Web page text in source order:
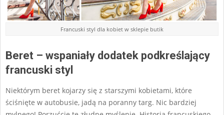
Francuski styl dla kobiet w sklepie butik
Beret – wspaniały dodatek podkreślający
francuski styl
Niektórym beret kojarzy się z starszymi kobietami, które
ściśnięte w autobusie, jadą na poranny targ. Nic bardziej